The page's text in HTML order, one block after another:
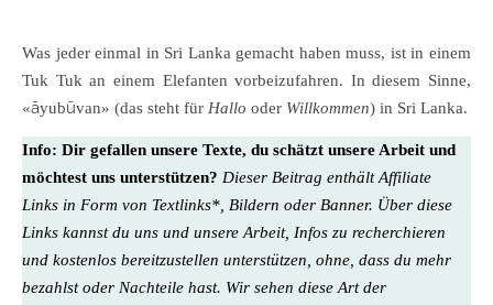
Was jeder einmal in Sri Lanka gemacht haben muss, ist in einem
Tuk Tuk an einem Elefanten vorbeizufahren. In diesem Sinne,
«āyubūvan» (das steht für Hallo oder Willkommen) in Sri Lanka.
Info: Dir gefallen unsere Texte, du schätzt unsere Arbeit und
möchtest uns unterstützen? Dieser Beitrag enthält Affiliate
Links in Form von Textlinks*, Bildern oder Banner. Über diese
Links kannst du uns und unsere Arbeit, Infos zu recherchieren
und kostenlos bereitzustellen unterstützen, ohne, dass du mehr
bezahlst oder Nachteile hast. Wir sehen diese Art der